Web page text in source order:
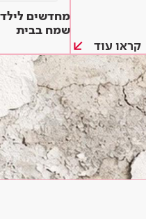
קראו עוד
שמח בבית